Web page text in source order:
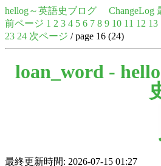
hellog～英語史ブログ ChangeLog
前ページ 1 2 3 4 5 6 7 8 9 10 11 12 13
23 24 次ページ / page 16 (24)
loan_word -
最終更新時間: 2026-07-15 01:27